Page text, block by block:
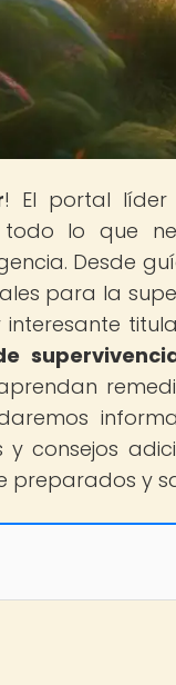
! El portal líder
todo lo que
Desde
para la
consejos
y